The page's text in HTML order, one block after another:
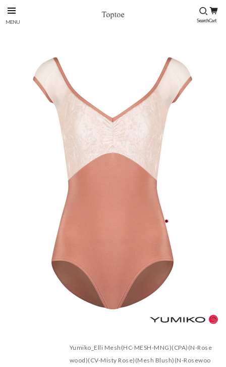
Yumiko_Elli Mesh(HC-MESH-MNG)(CPA)(N-Rose
wood)(CV-Misty Rose)(Mesh Blush)(N-Rosewoo